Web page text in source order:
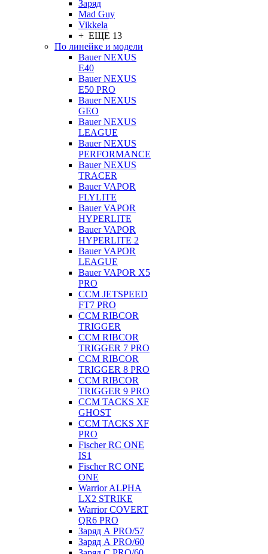
Заряд
Mad Guy
Vikkela
+ ЕЩЕ 13
По линейке и модели
Bauer NEXUS
E40
Bauer NEXUS
E50 PRO
Bauer NEXUS
GEO
Bauer NEXUS
LEAGUE
Bauer NEXUS
PERFORMANCE
Bauer NEXUS
TRACER
Bauer VAPOR
FLYLITE
Bauer VAPOR
HYPERLITE
Bauer VAPOR
HYPERLITE 2
Bauer VAPOR
LEAGUE
Bauer VAPOR X5
PRO
CCM JETSPEED
FT7 PRO
CCM RIBCOR
TRIGGER
CCM RIBCOR
TRIGGER 7 PRO
CCM RIBCOR
TRIGGER 8 PRO
CCM RIBCOR
TRIGGER 9 PRO
CCM TACKS XF
GHOST
CCM TACKS XF
PRO
Fischer RC ONE
IS1
Fischer RC ONE
ONE
Warrior ALPHA
LX2 STRIKE
Warrior COVERT
QR6 PRO
Заряд А PRO/57
Заряд А PRO/60